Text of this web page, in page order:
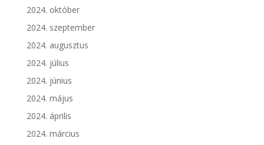
2024. október
2024. szeptember
2024. augusztus
2024. július
2024. június
2024. május
2024. április
2024. március